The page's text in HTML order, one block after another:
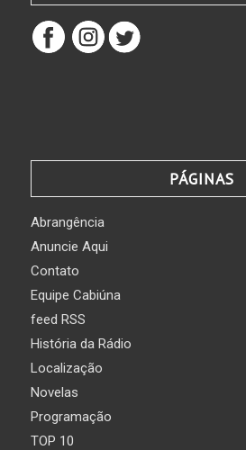
PÁGINAS
Abrangência
Anuncie Aqui
Contato
Equipe Cabiúna
feed RSS
História da Rádio
Localização
Novelas
Programação
TOP 10